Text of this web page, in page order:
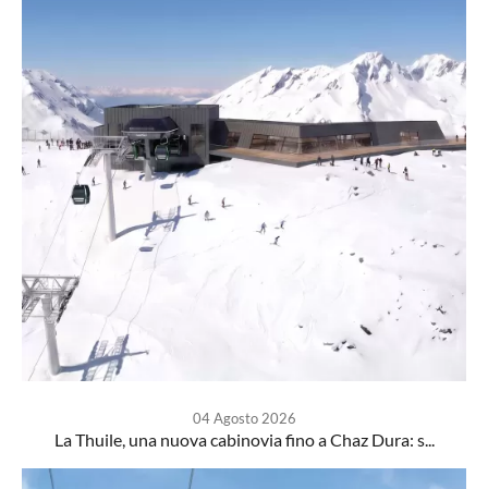
04 Agosto 2026
La Thuile, una nuova cabinovia fino a Chaz Dura: s...